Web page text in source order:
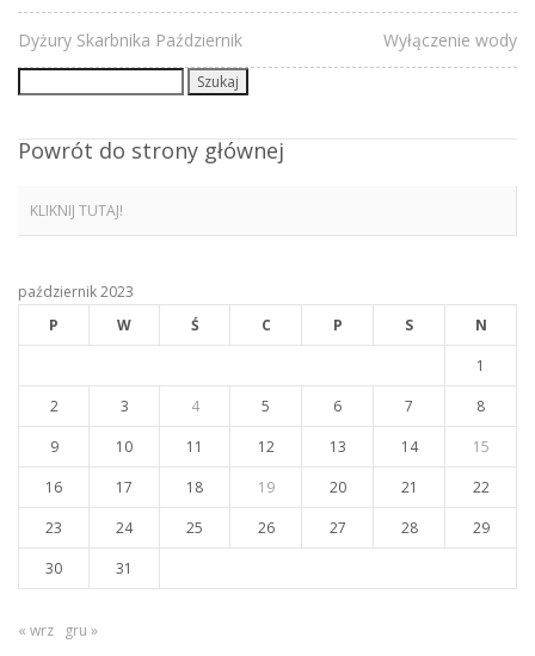
Dyżury Skarbnika Październik Wyłączenie wody
Powrót do strony głównej
KLIKNIJ TUTAJ!
październik 2023
P
W Ś C P S
N
1
2
3 4 5 6 7
8
9
10 11 12 13 14
15
16
17 18 19 20 21
22
23
24 25 26 27 28
29
30
31
« wrz gru »